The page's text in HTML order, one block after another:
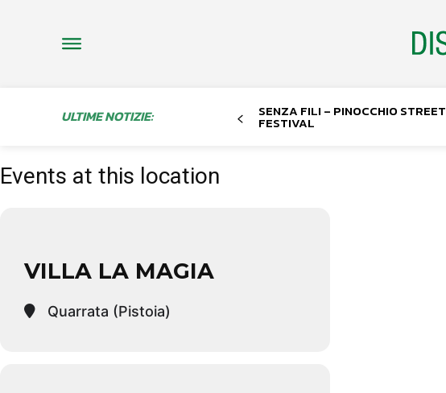
ULTIME NOTIZIE: SENZA FILI – PINOCCHIO STREET
FESTIVAL
Events at this location
VILLA LA MAGIA
Quarrata (Pistoia)